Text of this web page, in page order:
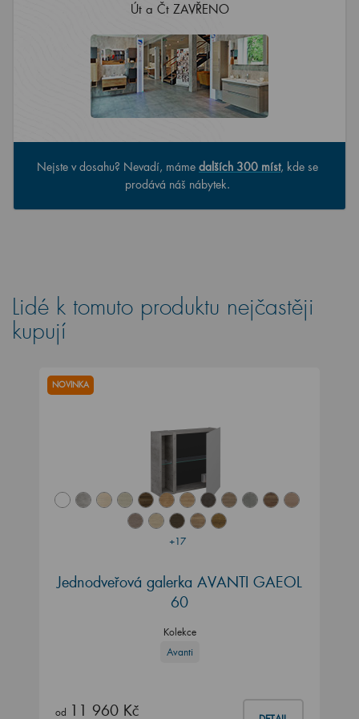
Út a Čt ZAVŘENO
Nejste v dosahu? Nevadí, máme dalších 300 míst, kde se
prodává náš nábytek.
Lidé k tomuto produktu nejčastěji
kupují
+17
NOVINKA
Jednodveřová galerka AVANTI GAEOL
60
Kolekce
Avanti
od 11 960 Kč